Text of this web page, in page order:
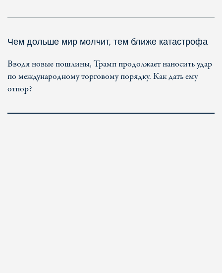
Чем дольше мир молчит, тем ближе катастрофа
Вводя новые пошлины, Трамп продолжает наносить удар
по международному торговому порядку. Как дать ему
отпор?